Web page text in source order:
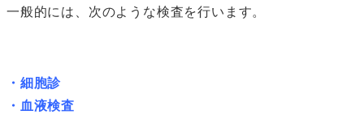
一般的には、次のような検査を行います。
・細胞診
・血液検査